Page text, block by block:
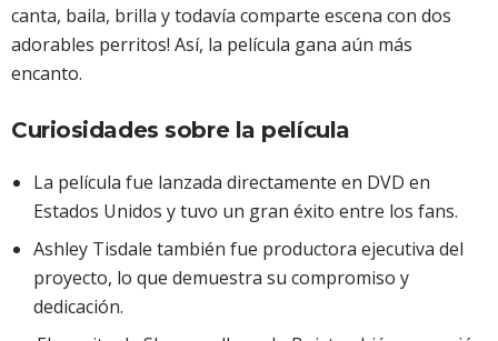
canta, baila, brilla y todavía comparte escena con dos
adorables perritos! Así, la película gana aún más
encanto.
Curiosidades sobre la película
La película fue lanzada directamente en DVD en
Estados Unidos y tuvo un gran éxito entre los fans.
Ashley Tisdale también fue productora ejecutiva del
proyecto, lo que demuestra su compromiso y
dedicación.